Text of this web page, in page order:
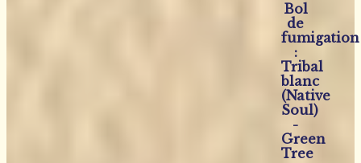
Bol
de
fumigation
:
Tribal
blanc
(Native
Soul)
-
Green
Tree